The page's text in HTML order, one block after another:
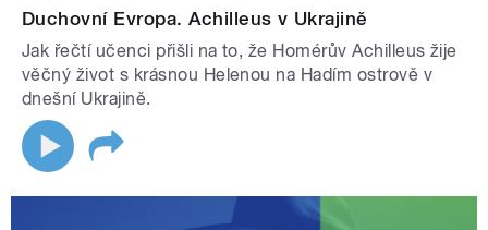
Duchovní Evropa. Achilleus v Ukrajině
Jak řečtí učenci přišli na to, že Homérův Achilleus žije
věčný život s krásnou Helenou na Hadím ostrově v
dnešní Ukrajině.